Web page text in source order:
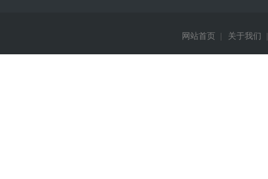
网站首页 关于我们